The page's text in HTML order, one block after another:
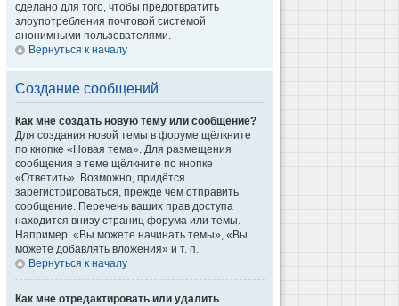
сделано для того, чтобы предотвратить
злоупотребления почтовой системой
анонимными пользователями.
Вернуться к началу
Создание сообщений
Как мне создать новую тему или сообщение?
Для создания новой темы в форуме щёлкните
по кнопке «Новая тема». Для размещения
сообщения в теме щёлкните по кнопке
«Ответить». Возможно, придётся
зарегистрироваться, прежде чем отправить
сообщение. Перечень ваших прав доступа
находится внизу страниц форума или темы.
Например: «Вы можете начинать темы», «Вы
можете добавлять вложения» и т. п.
Вернуться к началу
Как мне отредактировать или удалить